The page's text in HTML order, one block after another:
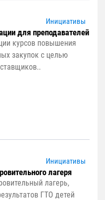
Инициативы
для преподавателей
курсов повышения
закупок с целью
Инициативы
лагеря
лагерь,
ГТО детей